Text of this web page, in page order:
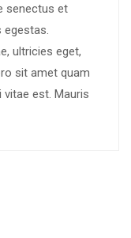
senectus et
egestas.
ultricies eget,
sit amet quam
est. Mauris